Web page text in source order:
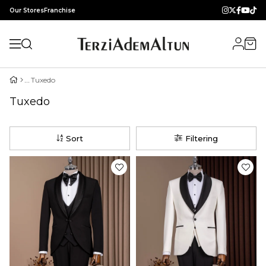
Our StoresFranchise
Tuxedo
Tuxedo
Filtering
Sort